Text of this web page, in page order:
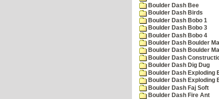
Boulder Dash Bee
Boulder Dash Birds
Boulder Dash Bobo 1
Boulder Dash Bobo 3
Boulder Dash Bobo 4
Boulder Dash Boulder
Boulder Dash Boulder
Boulder Dash
Boulder Dash Dig Dug
Boulder Dash Exploding
Boulder Dash Exploding
Boulder Dash Faj Soft
Boulder Dash Fire Ant